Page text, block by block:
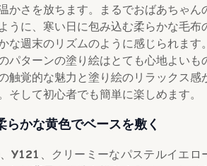
かさを放ちます。まるでおばあちゃん
うに、寒い日に包み込む柔らかな毛布
な週末のリズムのように感じられます
パターンの塗り絵はとても心地よいも
触覚的な魅力と塗り絵のリラックス感
そして初心者でも簡単に楽しめます。
かな黄色でベースを敷く
Y121 、クリーミーなパステルイエロ